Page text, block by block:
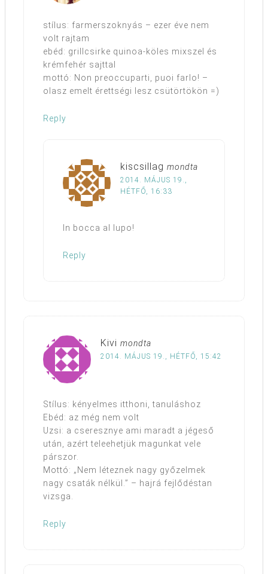
stílus: farmerszoknyás – ezer éve nem
volt rajtam
ebéd: grillcsirke quinoa-köles mixszel és
krémfehér sajttal
mottó: Non preoccuparti, puoi farlo! –
olasz emelt érettségi lesz csütörtökön =)
Reply
kiscsillag mondta
2014. MÁJUS 19.,
HÉTFŐ, 16:33
In bocca al lupo!
Reply
Kivi mondta
2014. MÁJUS 19., HÉTFŐ, 15:42
Stílus: kényelmes itthoni, tanuláshoz
Ebéd: az még nem volt
Uzsi: a cseresznye ami maradt a jégeső
után, azért teleehetjük magunkat vele
párszor.
Mottó: „Nem léteznek nagy győzelmek
nagy csaták nélkül.” – hajrá fejlődéstan
vizsga.
Reply